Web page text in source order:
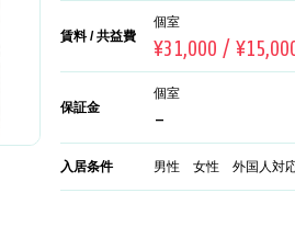
賃料 / 共益費
個室
¥31,000 /
保証金
個室
-
入居条件 男性 女性 外国人対